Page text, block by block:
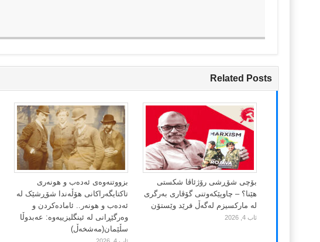
Related Posts
بۆچی شۆڕشی رۆژئاڤا شکستی
هێنا؟ – چاوپێکەوتنی گۆڤاری بەرگری
لە مارکسیزم لەگەڵ فرێد وێستۆن
ئاب 4, 2026
بزووتنەوەی ئەدەب و هونەری
تاکتایگەراکانی هۆڵەندا شۆڕشێک لە
ئەدەب و هونەر.. ئامادەکردن و
وەرگێڕانی لە ئینگلیزییەوە: عەبدوڵا
سڵێمان(مەشخەڵ)